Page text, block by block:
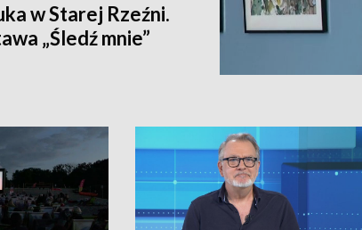
w Starej Rzeźni.
„Śledź mnie”